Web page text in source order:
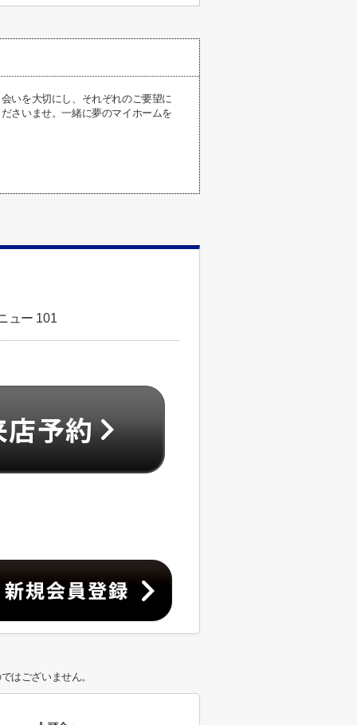
いを大切にし、それぞれのご要望に
さいませ。一緒に夢のマイホームを
ュー 101
はございません。